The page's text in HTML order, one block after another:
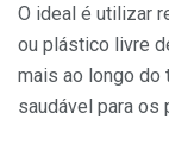
O ideal é utilizar
ou plástico livre
mais ao longo do
saudável para os